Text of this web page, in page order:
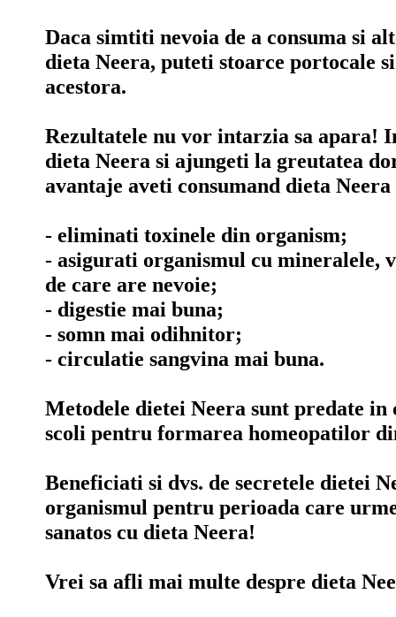
Daca simtiti nevoia de a consuma si
dieta Neera, puteti stoarce portocale
acestora.
Rezultatele nu vor intarzia sa apara!
dieta Neera si ajungeti la greutatea
avantaje aveti consumand dieta Neera
- eliminati toxinele din organism;
- asigurati organismul cu mineralele,
de care are nevoie;
- digestie mai buna;
- somn mai odihnitor;
- circulatie sangvina mai buna.
Metodele dietei Neera sunt predate
scoli pentru formarea homeopatilor
Beneficiati si dvs. de secretele dietei
organismul pentru perioada care
sanatos cu dieta Neera!
Vrei sa afli mai multe despre dieta